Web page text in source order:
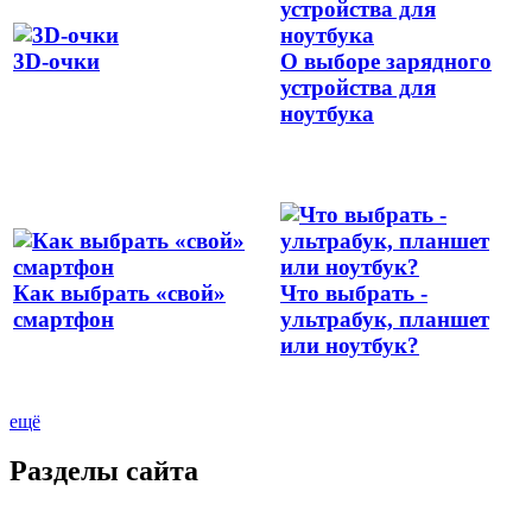
3D-очки
О выборе зарядного
устройства для
ноутбука
Как выбрать «свой»
смартфон
Что выбрать -
ультрабук, планшет
или ноутбук?
ещё
Разделы сайта